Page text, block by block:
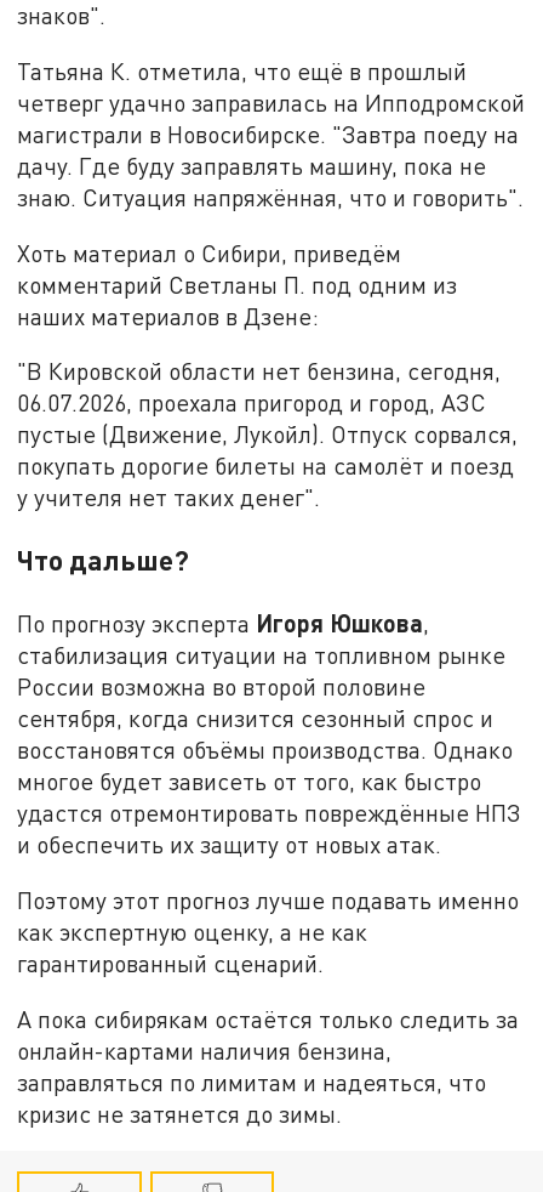
знаков".
Татьяна К. отметила, что ещё в прошлый
четверг удачно заправилась на Ипподромской
магистрали в Новосибирске. "Завтра поеду на
дачу. Где буду заправлять машину, пока не
знаю. Ситуация напряжённая, что и говорить".
Хоть материал о Сибири, приведём
комментарий Светланы П. под одним из
наших материалов в Дзене:
"В Кировской области нет бензина, сегодня,
06.07.2026, проехала пригород и город, АЗС
пустые (Движение, Лукойл). Отпуск сорвался,
покупать дорогие билеты на самолёт и поезд
у учителя нет таких денег".
Что дальше?
По прогнозу эксперта Игоря Юшкова,
стабилизация ситуации на топливном рынке
России возможна во второй половине
сентября, когда снизится сезонный спрос и
восстановятся объёмы производства. Однако
многое будет зависеть от того, как быстро
удастся отремонтировать повреждённые НПЗ
и обеспечить их защиту от новых атак.
Поэтому этот прогноз лучше подавать именно
как экспертную оценку, а не как
гарантированный сценарий.
А пока сибирякам остаётся только следить за
онлайн-картами наличия бензина,
заправляться по лимитам и надеяться, что
кризис не затянется до зимы.